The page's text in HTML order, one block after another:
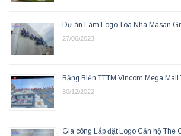
Dự án Làm Logo Tòa Nhà Masan
27/06/2023
Bảng Biển TTTM Vincom Mega
30/12/2022
Gia công Lắp đặt Logo Căn hộ The